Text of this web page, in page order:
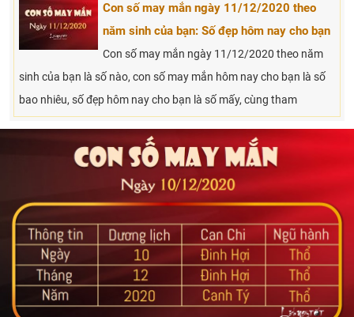
Con số may mắn ngày 11/12/2020 theo
năm sinh của bạn: Số đẹp hôm nay cho bạn
Con số may mắn ngày 11/12/2020 theo năm
sinh của bạn là số nào, con số may mắn hôm nay cho bạn là số
bao nhiêu, số đẹp hôm nay cho bạn là số mấy, cùng tham